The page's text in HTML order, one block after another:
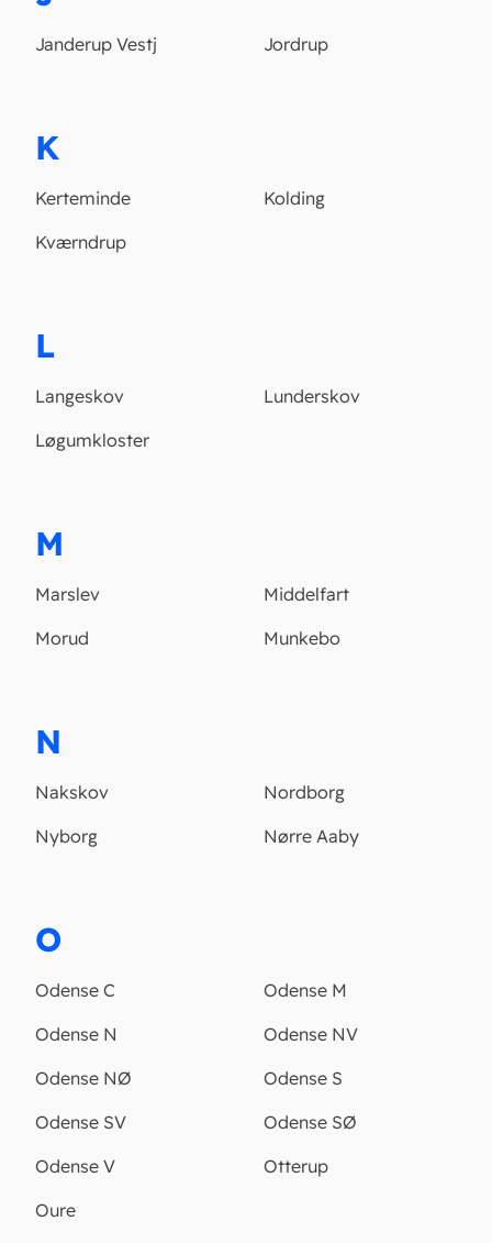
Janderup Vestj Jordrup
K
Kerteminde
Kolding
Kværndrup
L
Langeskov
Lunderskov
Løgumkloster
M
Marslev
Middelfart
Morud
Munkebo
N
Nakskov
Nordborg
Nyborg
Nørre Aaby
O
Odense C
Odense M
Odense N
Odense NV
Odense NØ
Odense S
Odense SV
Odense SØ
Odense V
Otterup
Oure